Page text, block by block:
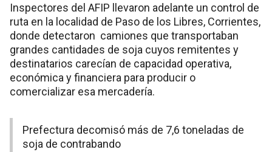
Inspectores del AFIP llevaron adelante un control de
ruta en la localidad de Paso de los Libres, Corrientes,
donde detectaron camiones que transportaban
grandes cantidades de soja cuyos remitentes y
destinatarios carecían de capacidad operativa,
económica y financiera para producir o
comercializar esa mercadería.
Prefectura decomisó más de 7,6 toneladas de
soja de contrabando